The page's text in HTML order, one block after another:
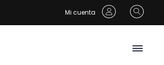
Mi cuenta